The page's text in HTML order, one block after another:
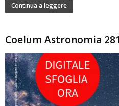
Continua a leggere
Coelum Astronomia